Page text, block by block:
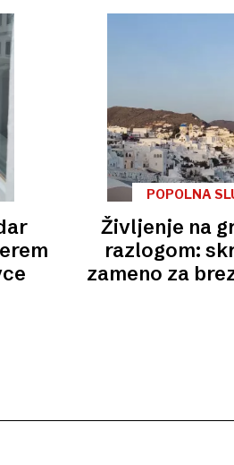
POPOLNA
Življenje na
razlogom:
zameno za